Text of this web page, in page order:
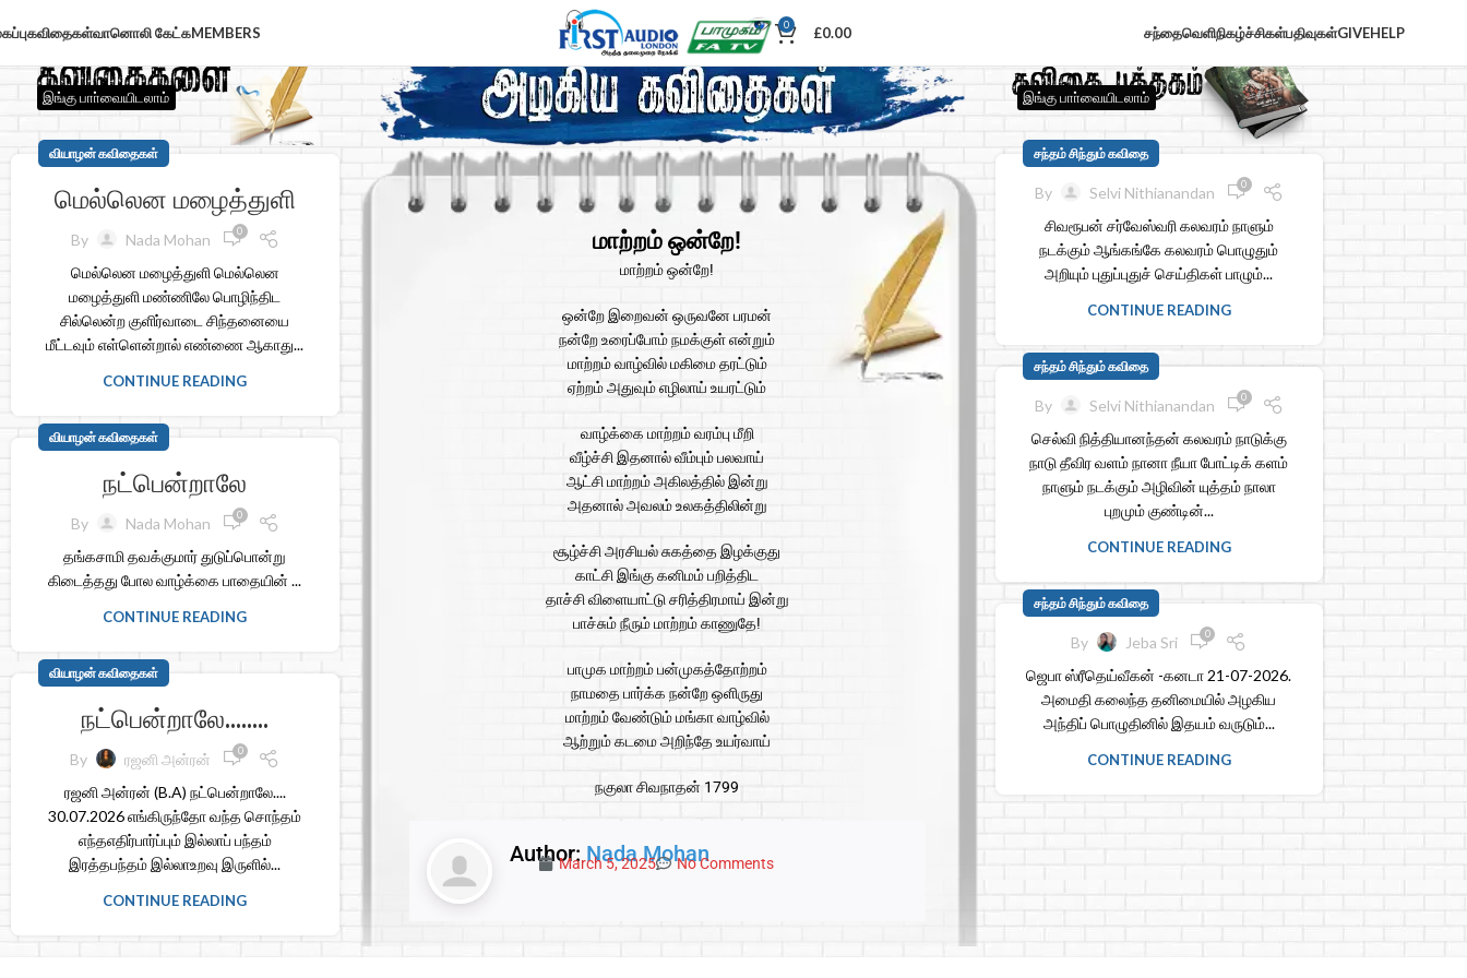
கவிதைகள்வானொலி கேட்கMEMBERS 0 £0.00 சந்தைவெளிநிகழ்ச்சிகள்பதிவுகள்GIVEHELP
இங்கு பாா்வையிடலாம் இங்கு பாா்வையிடலாம்
வியாழன் கவிதைகள்
மெல்லென மழைத்துளி
By Nada Mohan 0
மெல்லென மழைத்துளி மெல்லென
மழைத்துளி மண்ணிலே பொழிந்திட
சில்லென்ற குளிர்வாடை சிந்தனையை
மீட்டவும் எள்ளென்றால் எண்ணை ஆகாது...
CONTINUE READING
வியாழன் கவிதைகள்
நட்பென்றாலே
By Nada Mohan 0
தங்கசாமி தவக்குமார் துடுப்பொன்று
கிடைத்தது போல வாழ்க்கை பாதையின் ...
CONTINUE READING
வியாழன் கவிதைகள்
நட்பென்றாலே……..
By ரஜனி அன்ரன் 0
ரஜனி அன்ரன் (B.A) நட்பென்றாலே....
30.07.2026 எங்கிருந்தோ வந்த சொந்தம்
எந்தஎதிர்பார்ப்பும் இல்லாப் பந்தம்
இரத்தபந்தம் இல்லாஉறவு இருளில்...
CONTINUE READING
மாற்றம் ஒன்றே!
மாற்றம் ஒன்றே!
ஒன்றே இறைவன் ஒருவனே பரமன்
நன்றே உரைப்போம் நமக்குள் என்றும்
மாற்றம் வாழ்வில் மகிமை தரட்டும்
ஏற்றம் அதுவும் எழிலாய் உயரட்டும்
வாழ்க்கை மாற்றம் வரம்பு மீறி
வீழ்ச்சி இதனால் வீம்பும் பலவாய்
ஆட்சி மாற்றம் அகிலத்தில் இன்று
அதனால் அவலம் உலகத்திலின்று
சூழ்ச்சி அரசியல் சுகத்தை இழக்குது
காட்சி இங்கு கனிமம் பறித்திட
தாச்சி விளையாட்டு சரித்திரமாய் இன்று
பாச்சும் நீரும் மாற்றம் காணுதே!
பாமுக மாற்றம் பன்முகத்தோற்றம்
நாமதை பார்க்க நன்றே ஒளிருது
மாற்றம் வேண்டும் மங்கா வாழ்வில்
ஆற்றும் கடமை அறிந்தே உயர்வாய்
நகுலா சிவநாதன் 1799
Author:Nada Mohan
March 5, 2025 No Comments
சந்தம் சிந்தும் கவிதை
By Selvi Nithianandan 0
சிவரூபன் சர்வேஸ்வரி கலவரம் நாளும்
நடக்கும் ஆங்கங்கே கலவரம் பொழுதும்
அறியும் புதுப்புதுச் செய்திகள் பாழும்...
CONTINUE READING
சந்தம் சிந்தும் கவிதை
By Selvi Nithianandan 0
செல்வி நித்தியானந்தன் கலவரம் நாடுக்கு
நாடு தீவிர வளம் நானா நீயா போட்டிக் களம்
நாளும் நடக்கும் அழிவின் யுத்தம் நாலா
புறமும் குண்டின்...
CONTINUE READING
சந்தம் சிந்தும் கவிதை
By Jeba Sri 0
ஜெபா ஸ்ரீதெய்வீகன் -கனடா 21-07-2026.
அமைதி கலைந்த தனிமையில் அழகிய
அந்திப் பொழுதினில் இதயம் வருடும்...
CONTINUE READING